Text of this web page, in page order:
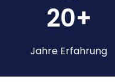
20+
Jahre Erfahrung